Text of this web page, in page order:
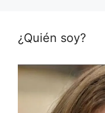
¿Quién soy?